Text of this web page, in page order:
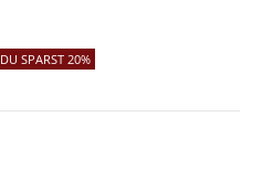
DU SPARST 20%